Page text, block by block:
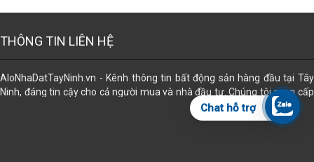
THÔNG TIN LIÊN HỆ
AloNhaDatTayNinh.vn - Kênh thông tin bất động sản hàng đầu tại Tây
Ninh, đáng tin cậy cho cả người mua và nhà đầu tư. Chúng tôi cung cấp
dữ liệu đa dạng về các loại hình bất động sản, giúp bạn dễ dàng tìm thấy
lựa chọn phù hợp nhất. Đăng tin miễn phí. Ngoài ra, chúng tôi còn hỗ trợ
Chat hỗ trợ